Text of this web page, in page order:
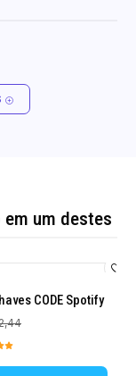
um destes
CODE Spotify